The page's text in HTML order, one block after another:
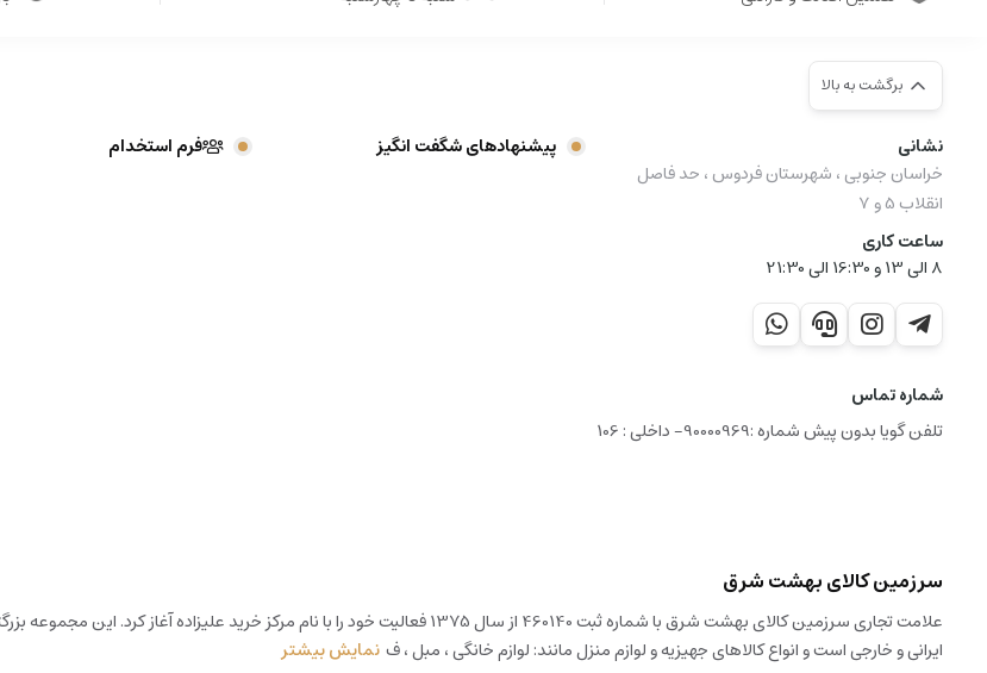
برگشت به بالا
نشانی
خراسان جنوبی ، شهرستان فردوس ، حد فاصل
انقلاب 5 و 7
ساعت کاری
8 الی 13 و 16:30 الی 21:30
شماره تماس
تلفن گویا بدون پیش شماره :90000969- داخلی : 106
پیشنهادهای شگفت انگیز
فرم استخدام
سرزمین کالای بهشت شرق
علامت تجاری سرزمین کالای بهشت شرق با شماره ثبت 460140 از سال 1375 فعالیت خود را با نام
ایرانی و خارجی است و انواع کالاهای جهیزیه و لوازم منزل مانند: لوازم خانگی ، مبل ، ف نمایش بیشتر